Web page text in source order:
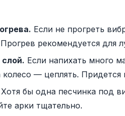
Если не прогреть
рекомендуется для
Если напихать много
— цеплять. Придется
Хотя бы одна песчинка под
арки тщательно.